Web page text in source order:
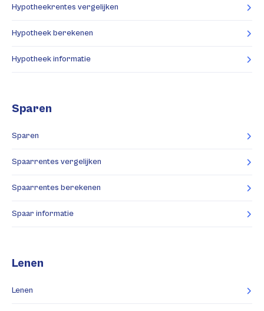
Hypotheekrentes vergelijken
Hypotheek berekenen
Hypotheek informatie
Sparen
Sparen
Spaarrentes vergelijken
Spaarrentes berekenen
Spaar informatie
Lenen
Lenen